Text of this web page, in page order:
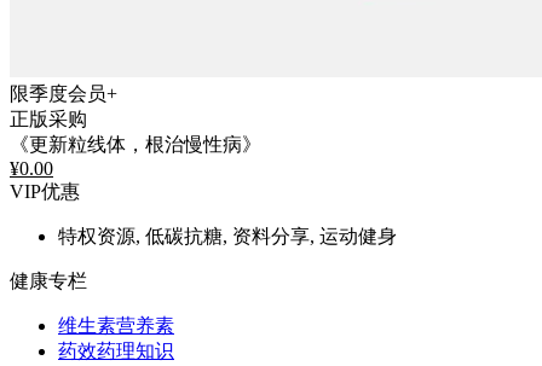
限季度会员+
正版采购
《更新粒线体，根治慢性病》
¥0.00
VIP优惠
特权资源, 低碳抗糖, 资料分享, 运动健身
健康专栏
维生素营养素
药效药理知识